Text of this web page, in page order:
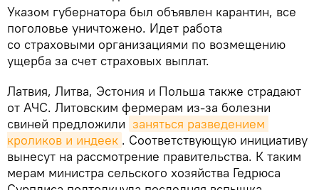
Указом губернатора был объявлен карантин, все
поголовье уничтожено. Идет работа
со страховыми организациями по возмещению
ущерба за счет страховых выплат.
Латвия, Литва, Эстония и Польша также страдают
от АЧС. Литовским фермерам из-за болезни
свиней предложили заняться разведением
кроликов и индеек . Соответствующую инициативу
вынесут на рассмотрение правительства. К таким
мерам министра сельского хозяйства Гедрюса